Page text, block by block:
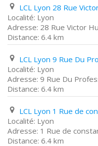
LCL Lyon 28 Rue
Lyon
28 Rue Victor
6.4 km
Lyon
9 Rue Du
6.4 km
LCL Lyon 1 Rue de
Lyon
1 Rue de
6.4 km